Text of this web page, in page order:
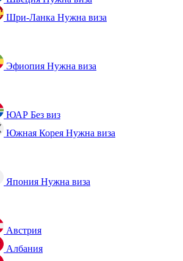
Шри-Ланка Нужна виза
Эфиопия Нужна виза
ЮАР Без виз
Южная Корея Нужна виза
Япония Нужна виза
Австрия
Албания